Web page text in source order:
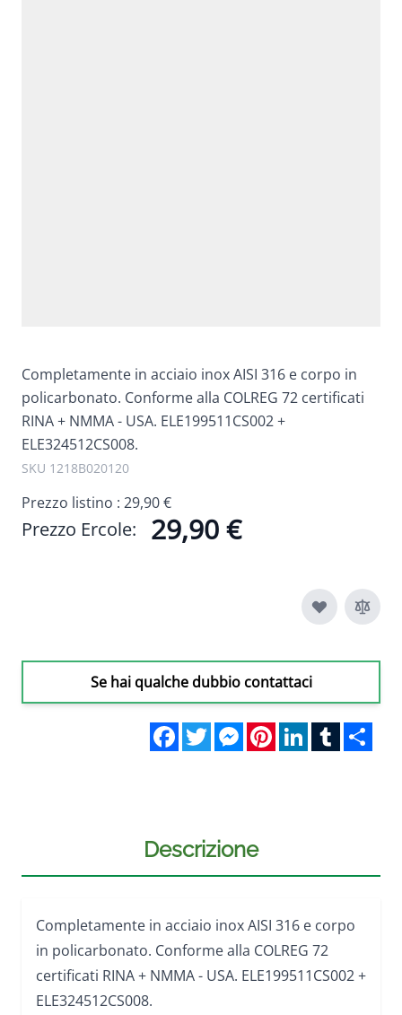
Completamente in acciaio inox AISI 316 e corpo in
policarbonato. Conforme alla COLREG 72 certificati
RINA + NMMA - USA. ELE199511CS002 +
ELE324512CS008.
SKU 1218B020120
Prezzo listino : 29,90 €
Prezzo Ercole: 29,90 €
Se hai qualche dubbio contattaci
FacebookTwitterMessengerPinterestLinkedInTumblr
Descrizione
Completamente in acciaio inox AISI 316 e corpo
in policarbonato. Conforme alla COLREG 72
certificati RINA + NMMA - USA. ELE199511CS002 +
ELE324512CS008.